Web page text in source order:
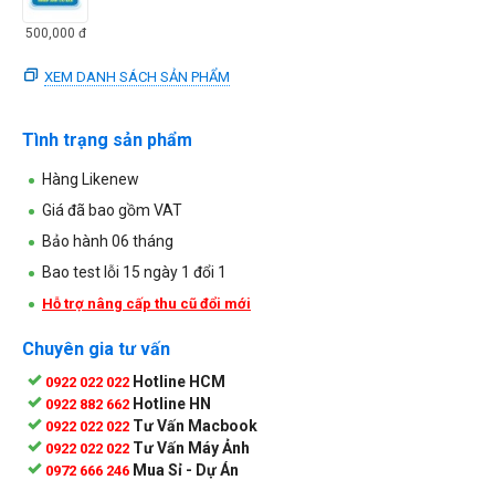
500,000 đ
XEM DANH SÁCH SẢN PHẨM
Tình trạng sản phẩm
Hàng Likenew
Giá đã bao gồm VAT
Bảo hành 06 tháng
Bao test lỗi 15 ngày 1 đổi 1
Hỗ trợ nâng cấp thu cũ đổi mới
Chuyên gia tư vấn
0922 022 022 Hotline HCM
0922 882 662 Hotline HN
0922 022 022 Tư Vấn Macbook
0922 022 022 Tư Vấn Máy Ảnh
0972 666 246 Mua Sỉ - Dự Án